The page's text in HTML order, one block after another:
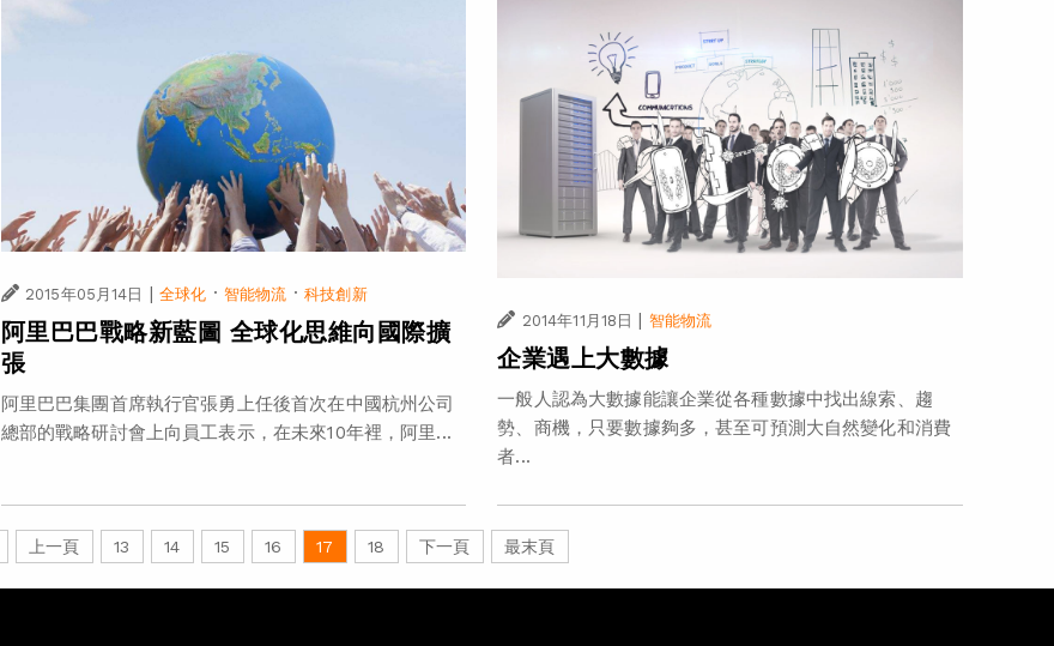
2015年05月14日 | 全球化 · 智能物流 ·科技創新
阿里巴巴戰略新藍圖 全球化思維向國際擴
張
阿里巴巴集團首席執行官張勇上任後首次在中國杭州公司
總部的戰略研討會上向員工表示，在未來10年裡，阿里...
2014年11月18日 | 智能物流
企業遇上大數據
一般人認為大數據能讓企業從各種數據中找出線索、趨
勢、商機，只要數據夠多，甚至可預測大自然變化和消費
者...
上一頁 13 14 15 16 17 18 下一頁 最末頁